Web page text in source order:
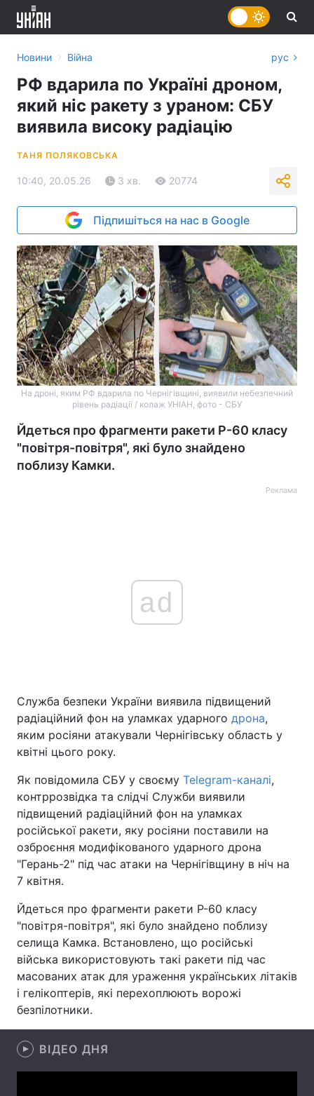
Україна Політика
Економіка
Спорт Наука
Техно і зв'язок Лайт
Зброя Інциденти
Здоров'я Туризм
Цікавинки Погода
Екологія Регіони
Лонгріди
Відео з Youtube
Інтерв'ю
Архів Вакансії
Новини › Війна рус
РФ вдарила по Україні дроном,
який ніс ракету з ураном: СБУ
виявила високу радіацію
ТАНЯ ПОЛЯКОВСЬКА
10:40, 20.05.26 3 хв. 20774
Підпишіться на нас в Google
На дроні, яким РФ вдарила по Чернігівщині, виявили небезпечний
рівень радіації / колаж УНІАН, фото - СБУ
Йдеться про фрагменти ракети Р-60 класу
"повітря-повітря", які було знайдено
поблизу Камки.
Реклама
ad
Служба безпеки України виявила підвищений
радіаційний фон на уламках ударного дрона,
яким росіяни атакували Чернігівську область у
квітні цього року.
Як повідомила СБУ у своєму Telegram-каналі,
контррозвідка та слідчі Служби виявили
підвищений радіаційний фон на уламках
російської ракети, яку росіяни поставили на
озброєння модифікованого ударного дрона
"Герань-2" під час атаки на Чернігівщину в ніч на
7 квітня.
Йдеться про фрагменти ракети Р-60 класу
"повітря-повітря", які було знайдено поблизу
селища Камка. Встановлено, що російські
війська використовують такі ракети під час
масованих атак для ураження українських літаків
і гелікоптерів, які перехоплюють ворожі
безпілотники.
ВІДЕО ДНЯ